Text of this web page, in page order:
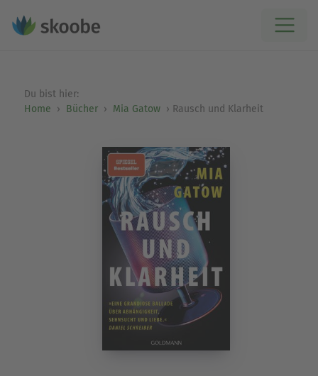
Du bist hier:
Home
Bücher Mia Gatow Rausch und Klarheit